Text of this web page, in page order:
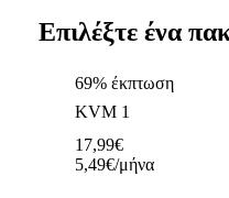
Επιλέξτε ένα
69% έκπτωση
KVM 1
17,99€
5,49€/μήνα